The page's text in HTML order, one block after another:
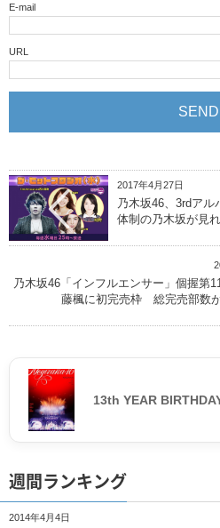
E-mail
URL
2017年4月27日
乃木坂46、3rdア
体制の乃木坂が見
乃木坂46「インフルエンサー」個握第
藤楓に初完売枠 総完売部数
13th YEAR
週間ランキング
2014年4月4日